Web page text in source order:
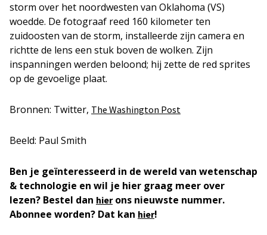
storm over het noordwesten van Oklahoma (VS)
woedde. De fotograaf reed 160 kilometer ten
zuidoosten van de storm, installeerde zijn camera en
richtte de lens een stuk boven de wolken. Zijn
inspanningen werden beloond; hij zette de red sprites
op de gevoelige plaat.
Bronnen: Twitter, The Washington Post
Beeld: Paul Smith
Ben je geïnteresseerd in de wereld van wetenschap
& technologie en wil je hier graag meer over
lezen? Bestel dan hierons nieuwste nummer.
Abonnee worden? Dat kan hier!